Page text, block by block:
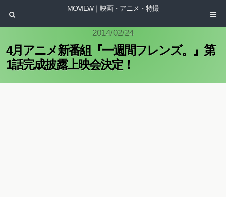
MOVIEW｜映画・アニメ・特撮
2014/02/24
4月アニメ新番組『一週間フレンズ。』第
1話完成披露上映会決定！